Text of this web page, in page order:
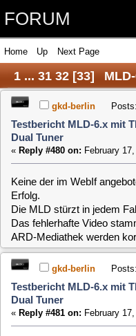
FORUM
1 ...31 32[33] MLD-6.x /
MLD-6.x mit ThinkCentre
Dual Tuner
gkd-berlin Posts: 1504
Testbericht MLD-6.x mit
Dual Tuner
Reply #480 on: February 17, 2026,
Keine der im WebIf angebotenen
Erfolg.
Das fehlerhafte Video stammt
ARD-Mediathek werden korrekt
gkd-berlin Posts: 1504
Testbericht MLD-6.x mit
Dual Tuner
«Reply #481 on:
Ein anderes Video aus Youtube,
funktioniert ohne Fehler.
Was kann ich noch testen?